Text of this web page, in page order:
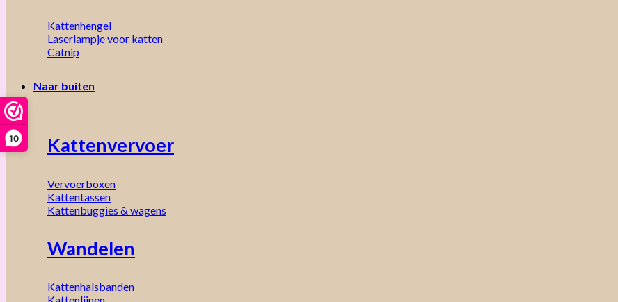
10
Kattenhengel
Laserlampje voor katten
Catnip
Naar buiten
Kattenvervoer
Vervoerboxen
Kattentassen
Kattenbuggies & wagens
Wandelen
Kattenhalsbanden